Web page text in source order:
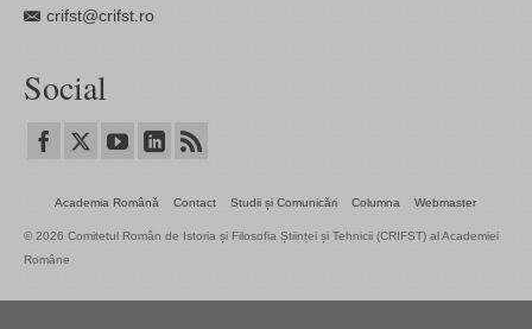
crifst@crifst.ro
Social
Academia Română Contact Studii și Comunicări Columna Webmaster
© 2026 Comitetul Român de Istoria și Filosofia Științei și Tehnicii (CRIFST) al Academiei
Române